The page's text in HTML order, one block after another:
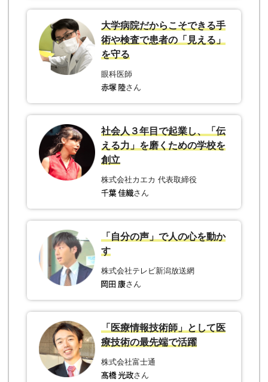
大学病院だからこそできる手
術や検査で患者の「見える」
を守る
眼科医師
さん
社会人３年目で起業し、「伝
える力」を磨くための学校を
創立
株式会社カエカ 代表取締役
さん
「自分の声」で人の心を動か
す
株式会社テレビ新潟放送網
さん
「医療情報技術師」として医
療技術の最先端で活躍
株式会社富士通
さん